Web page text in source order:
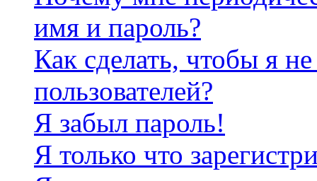
имя и пароль?
Как сделать, чтобы я
пользователей?
Я забыл пароль!
Я только что